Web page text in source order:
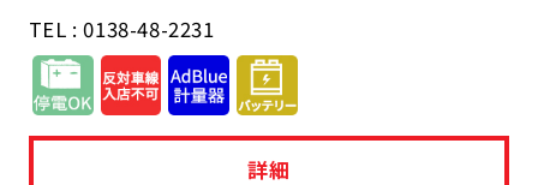
TEL : 0138-48-2231
詳細